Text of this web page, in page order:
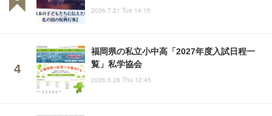
2026.7.21 Tue 14:15
福岡県の私立小中高「2027年度入試日程一
覧」私学協会
2026.5.28 Thu 12:45